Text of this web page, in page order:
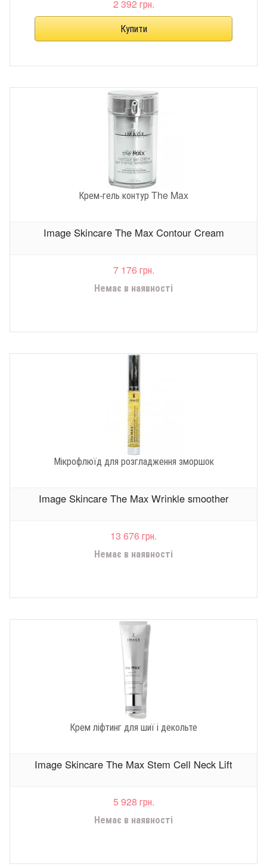
2 392 грн.
Крем-гель контур The Max
Image Skincare The Max Contour Cream
7 176 грн.
Немає в наявності
Мікрофлюїд для розгладження зморшок
Image Skincare The Max Wrinkle smoother
13 676 грн.
Немає в наявності
Крем ліфтинг для шиї і декольте
Image Skincare The Max Stem Cell Neck Lift
5 928 грн.
Немає в наявності